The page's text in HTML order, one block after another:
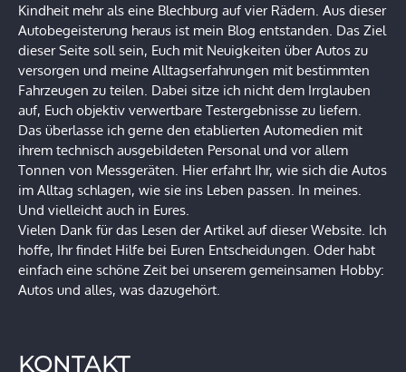
Kindheit mehr als eine Blechburg auf vier Rädern. Aus dieser
Autobegeisterung heraus ist mein Blog entstanden. Das Ziel
dieser Seite soll sein, Euch mit Neuigkeiten über Autos zu
versorgen und meine Alltagserfahrungen mit bestimmten
Fahrzeugen zu teilen. Dabei sitze ich nicht dem Irrglauben
auf, Euch objektiv verwertbare Testergebnisse zu liefern.
Das überlasse ich gerne den etablierten Automedien mit
ihrem technisch ausgebildeten Personal und vor allem
Tonnen von Messgeräten. Hier erfahrt Ihr, wie sich die Autos
im Alltag schlagen, wie sie ins Leben passen. In meines.
Und vielleicht auch in Eures.
Vielen Dank für das Lesen der Artikel auf dieser Website. Ich
hoffe, Ihr findet Hilfe bei Euren Entscheidungen. Oder habt
einfach eine schöne Zeit bei unserem gemeinsamen Hobby:
Autos und alles, was dazugehört.
KONTAKT